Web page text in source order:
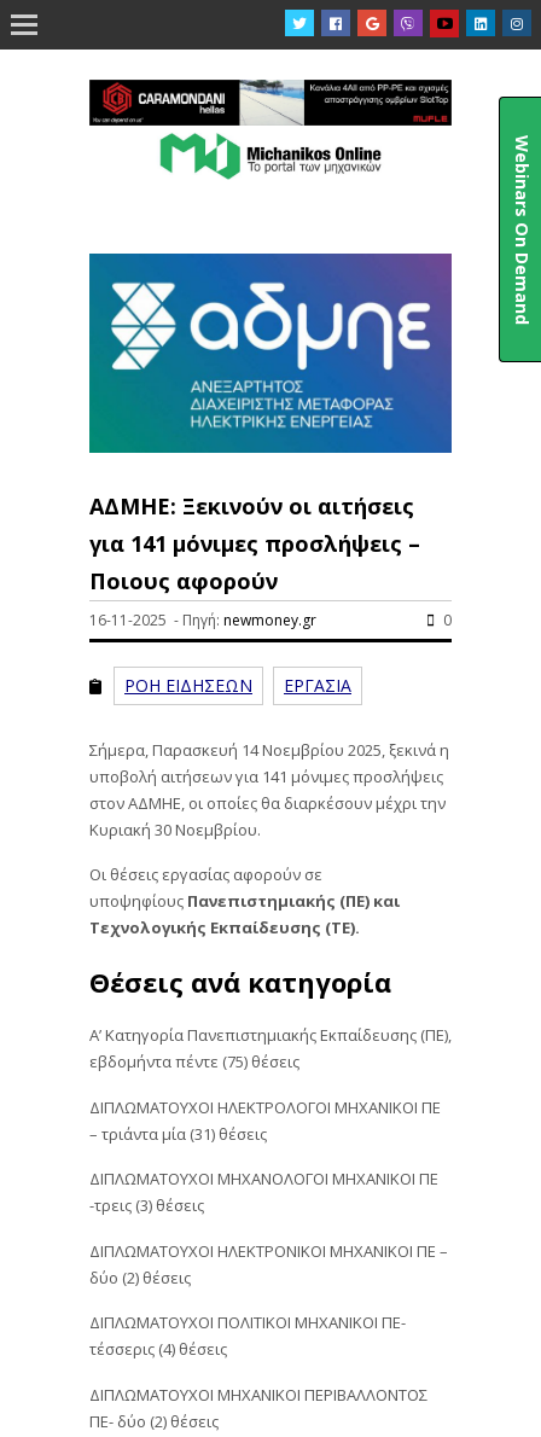

ΑΔΜΗΕ: Ξεκινούν οι αιτήσεις
για 141 μόνιμες προσλήψεις –
Ποιους αφορούν
16-11-2025 - Πηγή: newmoney.gr 0
ΡΟΗ ΕΙΔΗΣΕΩΝ ΕΡΓΑΣΙΑ
Σήμερα, Παρασκευή 14 Νοεμβρίου 2025, ξεκινά η
υποβολή αιτήσεων για 141 μόνιμες προσλήψεις
στον ΑΔΜΗΕ, οι οποίες θα διαρκέσουν μέχρι την
Κυριακή 30 Νοεμβρίου.
Οι θέσεις εργασίας αφορούν σε
υποψηφίους Πανεπιστημιακής (ΠΕ) και
Τεχνολογικής Εκπαίδευσης (ΤΕ).
Θέσεις ανά κατηγορία
Α’ Κατηγορία Πανεπιστημιακής Εκπαίδευσης (ΠΕ),
εβδομήντα πέντε (75) θέσεις
ΔΙΠΛΩΜΑΤΟΥΧΟΙ ΗΛΕΚΤΡΟΛΟΓΟΙ ΜΗΧΑΝΙΚΟΙ ΠΕ
– τριάντα μία (31) θέσεις
ΔΙΠΛΩΜΑΤΟΥΧΟΙ ΜΗΧΑΝΟΛΟΓΟΙ ΜΗΧΑΝΙΚΟΙ ΠΕ
-τρεις (3) θέσεις
ΔΙΠΛΩΜΑΤΟΥΧΟΙ ΗΛΕΚΤΡΟΝΙΚΟΙ ΜΗΧΑΝΙΚΟΙ ΠΕ –
δύο (2) θέσεις
ΔΙΠΛΩΜΑΤΟΥΧΟΙ ΠΟΛΙΤΙΚΟΙ ΜΗΧΑΝΙΚΟΙ ΠΕ-
τέσσερις (4) θέσεις
ΔΙΠΛΩΜΑΤΟΥΧΟΙ ΜΗΧΑΝΙΚΟΙ ΠΕΡΙΒΑΛΛΟΝΤΟΣ
ΠΕ- δύο (2) θέσεις
Webinars On Demand